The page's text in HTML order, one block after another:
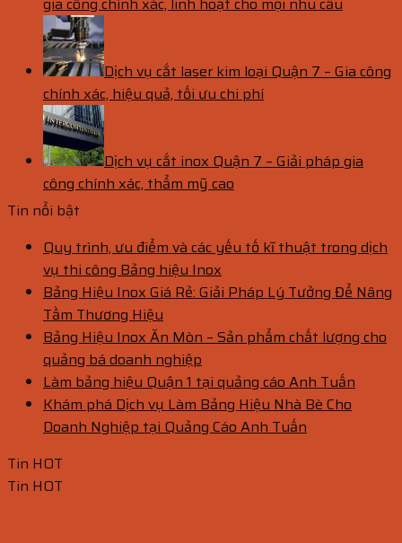
Dịch vụ cắt laser kim loại Quận 7 – Gia công
chính xác, hiệu quả, tối ưu chi phí
Dịch vụ cắt inox Quận 7 – Giải pháp gia
công chính xác, thẩm mỹ cao
Tin nổi bật
Quy trình, ưu điểm và các yếu tố kĩ thuật trong dịch
vụ thi công Bảng hiệu Inox
Bảng Hiệu Inox Giá Rẻ: Giải Pháp Lý Tưởng Để Nâng
Tầm Thương Hiệu
Bảng Hiệu Inox Ăn Mòn – Sản phẩm chất lượng cho
quảng bá doanh nghiệp
Làm bảng hiệu Quận 1 tại quảng cáo Anh Tuấn
Khám phá Dịch vụ Làm Bảng Hiệu Nhà Bè Cho
Doanh Nghiệp tại Quảng Cáo Anh Tuấn
Tin HOT
Tin HOT